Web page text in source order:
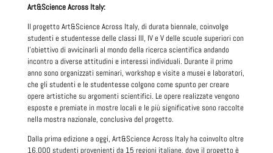
Art&Science Across Italy:
Il progetto Art&Science Across Italy, di durata biennale, coinvolge
studenti e studentesse delle classi III, IV e V delle scuole superiori con
l’obiettivo di avvicinarli al mondo della ricerca scientifica andando
incontro a diverse attitudini e interessi individuali. Durante il primo
anno sono organizzati seminari, workshop e visite a musei e laboratori,
che gli studenti e le studentesse colgono come spunto per creare
opere artistiche su argomenti scientifici. Le opere realizzate vengono
esposte e premiate in mostre locali e le più significative sono raccolte
nella mostra nazionale, conclusiva del progetto.
Dalla prima edizione a oggi, Art&Science Across Italy ha coinvolto oltre
16.000 studenti provenienti da 15 regioni italiane, dove il progetto è